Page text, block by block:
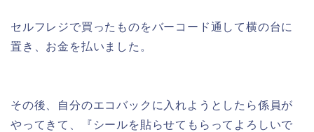
セルフレジで買ったものをバーコード通して横の台に
置き、お金を払いました。
その後、自分のエコバックに入れようとしたら係員が
やってきて、『シールを貼らせてもらってよろしいで